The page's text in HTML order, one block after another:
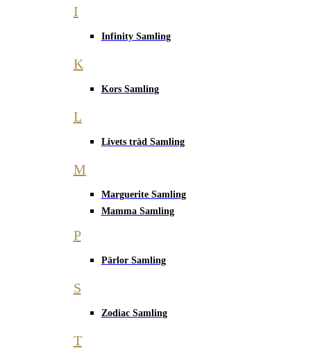
I
Infinity Samling
K
Kors Samling
L
Livets träd Samling
M
Marguerite Samling
Mamma Samling
P
Pärlor Samling
S
Zodiac Samling
T